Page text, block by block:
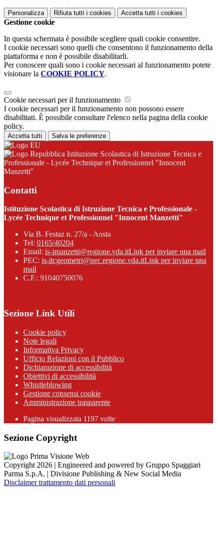
Personalizza Rifiuta tutti i cookies Accetta tutti i cookies
Gestione cookie
In questa schermata è possibile scegliere quali cookie consentire.
I cookie necessari sono quelli che consentono il funzionamento della
piattaforma e non è possibile disabilitarli.
Per conoscere quali sono i cookie necessari al funzionamento potete
visionare la COOKIE POLICY.
Cookie necessari per il funzionamento
I cookie necessari per il funzionamento non possono essere
disabilitati. È possibile consultare l'elenco nella pagina della cookie
policy.
Accetta tutti Salva le preferenze
Istituzione Scolastica di Istruzione Tecnica e
Professionale - Lycée Technique et Professionnel "Innocent
Manzetti"
Contatti
Istituzione Scolastica di Istruzione Tecnica e Professionale -
Lycée Technique et Professionnel "Innocent Manzetti"
Via B. Festaz n. 27/a - Aosta
Tel: 0165/40204
Email: is-imanzetti@regione.vda.itLink per inviare una mail
PEC: is-itcgeometri@pec.regione.vda.itLink per inviare una
mail
C.F.: 91040750076
Sezione Link Utili
Cookie policy
Note legali
Informativa Privacy
Ufficio Relazioni con il Pubblico
Dichiarazione di accessibilità
Obiettivi di accessibilità
Whistleblowing
Gestione consensi cookie
Amministrazione trasparente
Pagina visualizzata 1197 volte
Sezione Copyright
Copyright 2026 | Engineered and powered by Gruppo Spaggiari
Parma S.p.A. | Divisione Publishing & New Social Media
Disclaimer trattamento dati personali